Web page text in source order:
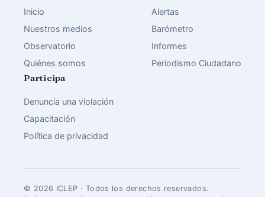
Inicio
Nuestros medios
Observatorio
Quiénes somos
Alertas
Barómetro
Informes
Periodismo Ciudadano
Participa
Denuncia una violación
Capacitación
Política de privacidad
© 2026 ICLEP · Todos los derechos reservados.